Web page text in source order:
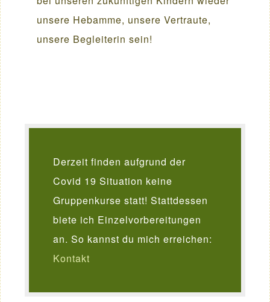
unsere Hebamme, unsere Vertraute,
unsere Begleiterin sein!
Derzeit finden aufgrund der
Covid 19 Situation keine
Gruppenkurse statt! Stattdessen
biete ich Einzelvorbereitungen
an. So kannst du mich erreichen:
Kontakt